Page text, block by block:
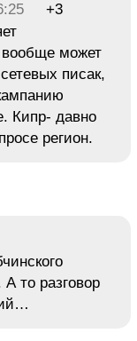
+3
может
писак,
Кипр- давно
регион.
то разговор